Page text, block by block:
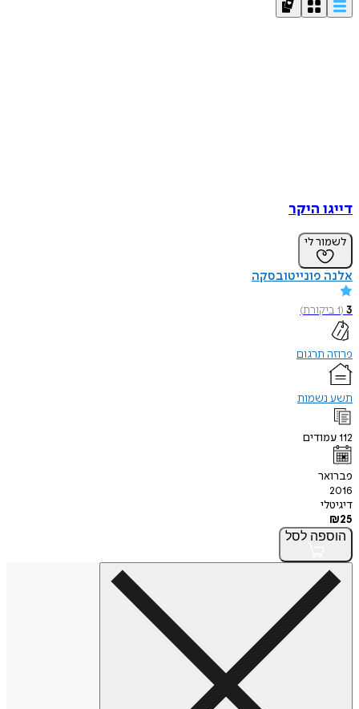
דייגו היקר
לשמור לי
אלנה פונייטובסקה
3
(
1ביקורת)
פרוזה תרגום
תשע נשמות
112עמודים
פברואר
2016
דיגיטלי
₪25
הוספה לסל